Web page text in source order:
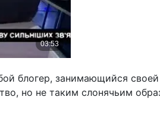
блогер, занимающийся
но не таким слонячьим